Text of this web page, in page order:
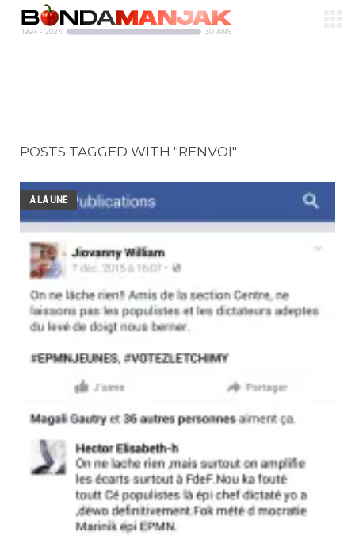
POSTS TAGGED WITH "RENVOI"
A LA UNE